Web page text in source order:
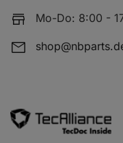
Mo-Do: 8:00 -